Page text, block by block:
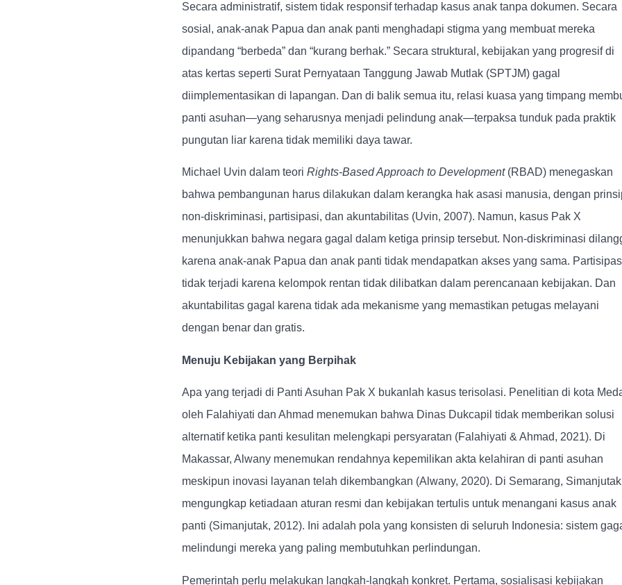
Secara administratif, sistem tidak responsif terhadap kasus anak tanpa dokumen. Secara
sosial, anak-anak Papua dan anak panti menghadapi stigma yang membuat mereka
dipandang “berbeda” dan “kurang berhak.” Secara struktural, kebijakan yang progresif di
atas kertas seperti Surat Pernyataan Tanggung Jawab Mutlak (SPTJM) gagal
diimplementasikan di lapangan. Dan di balik semua itu, relasi kuasa yang timpang
panti asuhan—yang seharusnya menjadi pelindung anak—terpaksa tunduk pada praktik
pungutan liar karena tidak memiliki daya tawar.
Michael Uvin dalam teori Rights-Based Approach to Development(RBAD) menegaskan
bahwa pembangunan harus dilakukan dalam kerangka hak asasi manusia, dengan
non-diskriminasi, partisipasi, dan akuntabilitas (Uvin, 2007). Namun, kasus Pak X
menunjukkan bahwa negara gagal dalam ketiga prinsip tersebut. Non-diskriminasi
karena anak-anak Papua dan anak panti tidak mendapatkan akses yang sama.
tidak terjadi karena kelompok rentan tidak dilibatkan dalam perencanaan kebijakan. Dan
akuntabilitas gagal karena tidak ada mekanisme yang memastikan petugas melayani
dengan benar dan gratis.
Menuju Kebijakan yang Berpihak
Apa yang terjadi di Panti Asuhan Pak X bukanlah kasus terisolasi. Penelitian di kota
oleh Falahiyati dan Ahmad menemukan bahwa Dinas Dukcapil tidak memberikan solusi
alternatif ketika panti kesulitan melengkapi persyaratan (Falahiyati & Ahmad, 2021). Di
Makassar, Alwany menemukan rendahnya kepemilikan akta kelahiran di panti asuhan
meskipun inovasi layanan telah dikembangkan (Alwany, 2020). Di Semarang, Simanjutak
mengungkap ketiadaan aturan resmi dan kebijakan tertulis untuk menangani kasus anak
panti (Simanjutak, 2012). Ini adalah pola yang konsisten di seluruh Indonesia: sistem
melindungi mereka yang paling membutuhkan perlindungan.
Pemerintah perlu melakukan langkah-langkah konkret. Pertama, sosialisasi kebijakan